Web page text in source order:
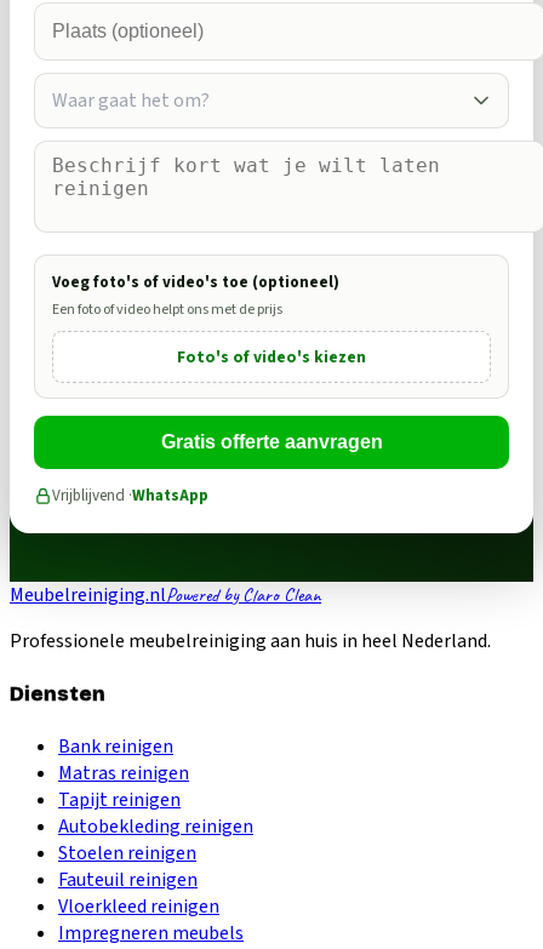
Waar gaat het om?
Voeg foto's of video's toe (optioneel)
Een foto of video helpt ons met de prijs
Foto's of video's kiezen
Gratis offerte aanvragen
Vrijblijvend ·WhatsApp
Meubelreiniging.nlPowered by Claro Clean
Professionele meubelreiniging aan huis in heel Nederland.
Diensten
Bank reinigen
Matras reinigen
Tapijt reinigen
Autobekleding reinigen
Stoelen reinigen
Fauteuil reinigen
Vloerkleed reinigen
Impregneren meubels